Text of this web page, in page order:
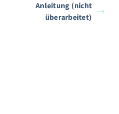
Anleitung (nicht
überarbeitet)